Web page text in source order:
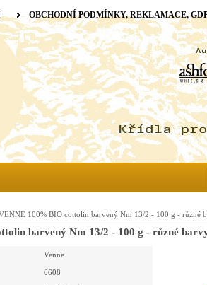
100% BIO cottolin barvený Nm 13/2 - 100 g - různé
barvený Nm 13/2 - 100 g - různé
Venne
6608
OBCHODNÍ PODMÍNKY, REKLAMACE,